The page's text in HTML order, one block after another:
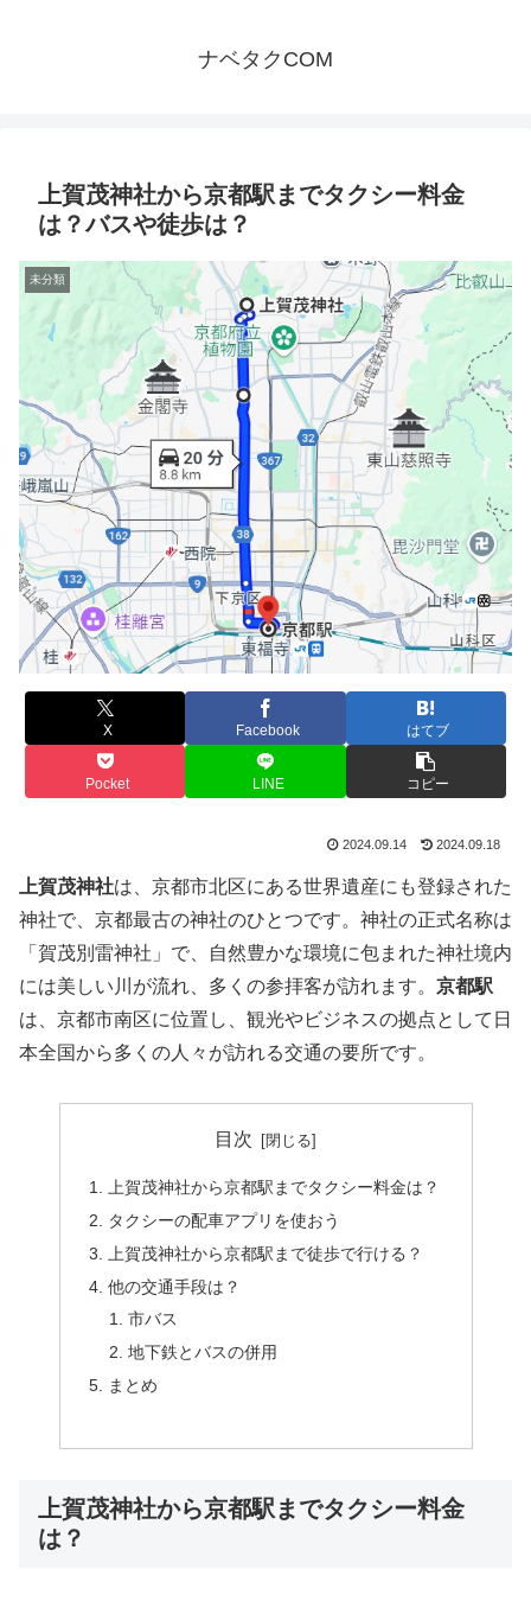
ナベタクCOM
上賀茂神社から京都駅までタクシー料金
は？バスや徒歩は？
未分類
X Facebook はてブ
Pocket LINE コピー
2024.09.14 2024.09.18
上賀茂神社は、京都市北区にある世界遺産にも登録された
神社で、京都最古の神社のひとつです。神社の正式名称は
「賀茂別雷神社」で、自然豊かな環境に包まれた神社境内
には美しい川が流れ、多くの参拝客が訪れます。 京都駅
は、京都市南区に位置し、観光やビジネスの拠点として日
本全国から多くの人々が訪れる交通の要所です。
目次
上賀茂神社から京都駅までタクシー料金は？
タクシーの配車アプリを使おう
上賀茂神社から京都駅まで徒歩で行ける？
他の交通手段は？
市バス
地下鉄とバスの併用
まとめ
上賀茂神社から京都駅までタクシー料金
は？